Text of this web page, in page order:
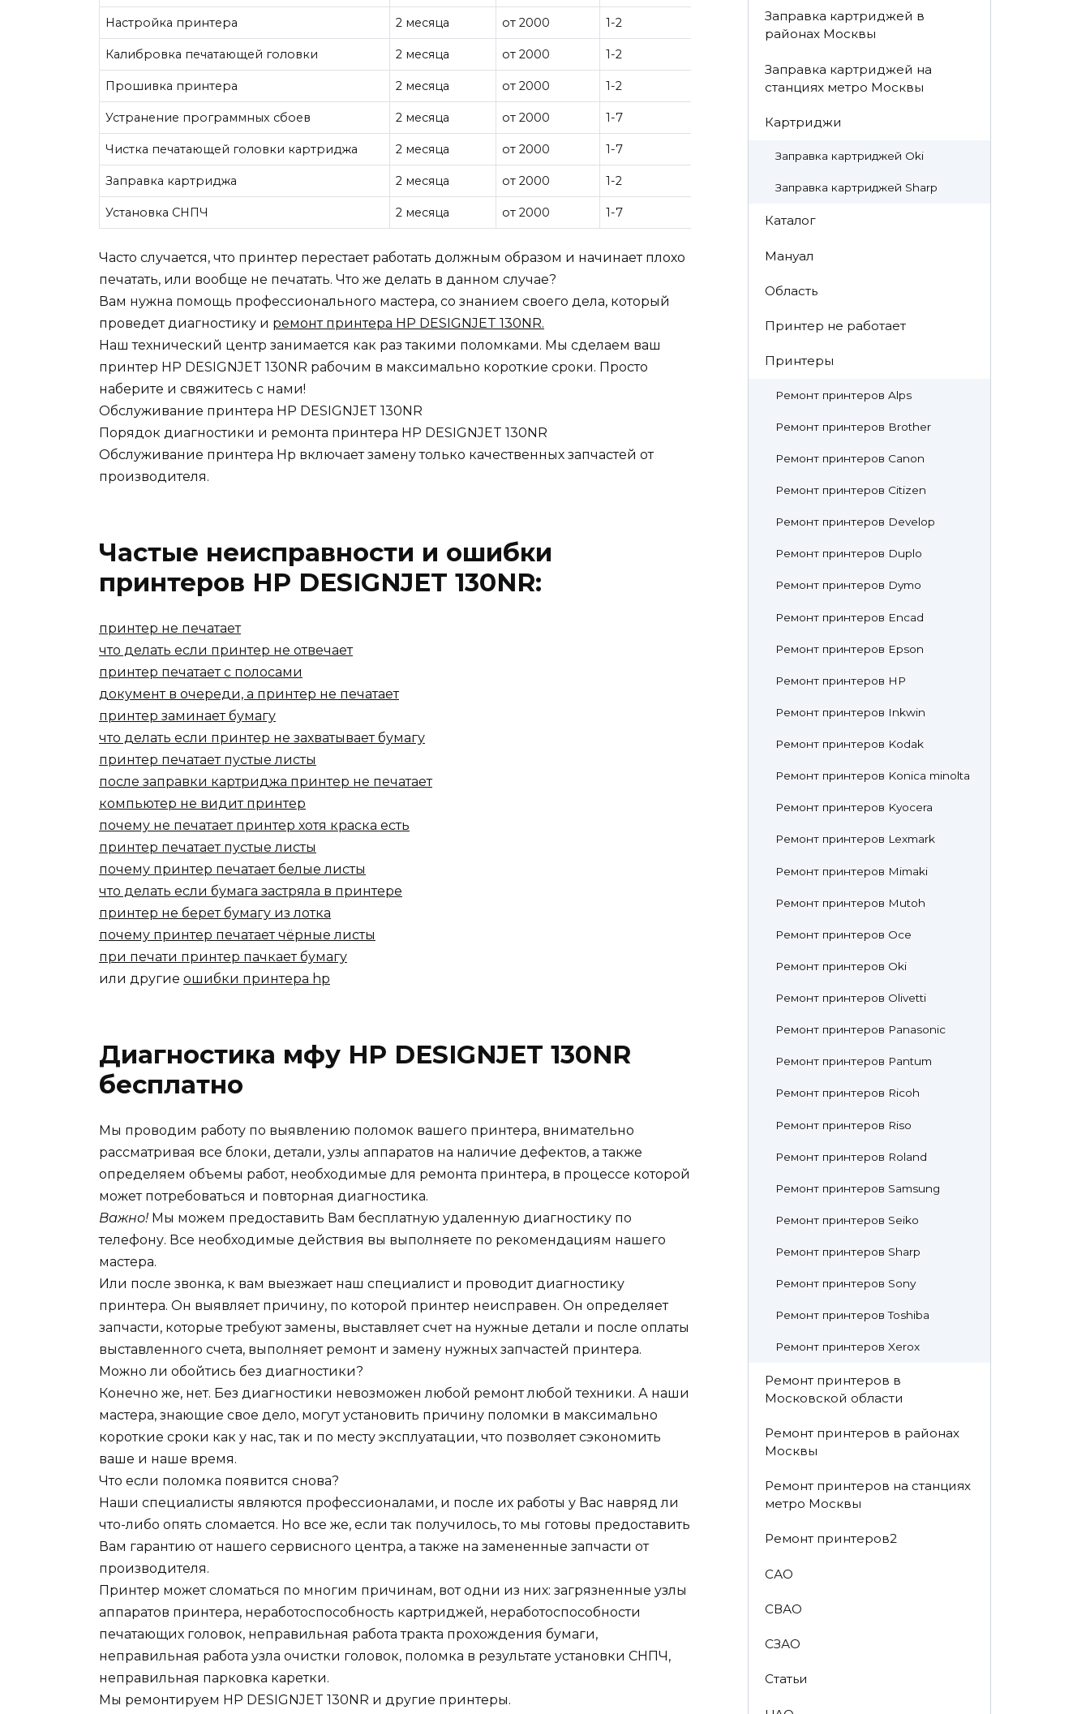
Настройка принтера 2 месяца от 2000 1-2
Калибровка печатающей головки 2 месяца от 2000 1-2
Прошивка принтера 2 месяца от 2000 1-2
Устранение программных сбоев 2 месяца от 2000 1-7
Чистка печатающей головки картриджа 2 месяца от 2000 1-7
Заправка картриджа 2 месяца от 2000 1-2
Установка СНПЧ 2 месяца от 2000 1-7
Часто случается, что принтер перестает работать должным образом и начинает плохо
печатать, или вообще не печатать. Что же делать в данном случае?
Вам нужна помощь профессионального мастера, со знанием своего дела, который
проведет диагностику и ремонт принтера HP DESIGNJET 130NR.
Наш технический центр занимается как раз такими поломками. Мы сделаем ваш
принтер HP DESIGNJET 130NR рабочим в максимально короткие сроки. Просто
наберите и свяжитесь с нами!
Обслуживание принтера HP DESIGNJET 130NR
Порядок диагностики и ремонта принтера HP DESIGNJET 130NR
Обслуживание принтера Hp включает замену только качественных запчастей от
производителя.
Частые неисправности и ошибки
принтеров HP DESIGNJET 130NR:
принтер не печатает
что делать если принтер не отвечает
принтер печатает с полосами
документ в очереди, а принтер не печатает
принтер заминает бумагу
что делать если принтер не захватывает бумагу
принтер печатает пустые листы
после заправки картриджа принтер не печатает
компьютер не видит принтер
почему не печатает принтер хотя краска есть
принтер печатает пустые листы
почему принтер печатает белые листы
что делать если бумага застряла в принтере
принтер не берет бумагу из лотка
почему принтер печатает чёрные листы
при печати принтер пачкает бумагу
или другие ошибки принтера hp
Диагностика мфу HP DESIGNJET 130NR
бесплатно
Мы проводим работу по выявлению поломок вашего принтера, внимательно
рассматривая все блоки, детали, узлы аппаратов на наличие дефектов, а также
определяем объемы работ, необходимые для ремонта принтера, в процессе которой
может потребоваться и повторная диагностика.
Важно! Мы можем предоставить Вам бесплатную удаленную диагностику по
телефону. Все необходимые действия вы выполняете по рекомендациям нашего
мастера.
Или после звонка, к вам выезжает наш специалист и проводит диагностику
принтера. Он выявляет причину, по которой принтер неисправен. Он определяет
запчасти, которые требуют замены, выставляет счет на нужные детали и после оплаты
выставленного счета, выполняет ремонт и замену нужных запчастей принтера.
Можно ли обойтись без диагностики?
Конечно же, нет. Без диагностики невозможен любой ремонт любой техники. А наши
мастера, знающие свое дело, могут установить причину поломки в максимально
короткие сроки как у нас, так и по месту эксплуатации, что позволяет сэкономить
ваше и наше время.
Что если поломка появится снова?
Наши специалисты являются профессионалами, и после их работы у Вас навряд ли
что-либо опять сломается. Но все же, если так получилось, то мы готовы предоставить
Вам гарантию от нашего сервисного центра, а также на замененные запчасти от
производителя.
Принтер может сломаться по многим причинам, вот одни из них: загрязненные узлы
аппаратов принтера, неработоспособность картриджей, неработоспособности
печатающих головок, неправильная работа тракта прохождения бумаги,
неправильная работа узла очистки головок, поломка в результате установки СНПЧ,
неправильная парковка каретки.
Мы ремонтируем HP DESIGNJET 130NR и другие принтеры.
Заправка картриджей в
районах Москвы
Заправка картриджей на
станциях метро Москвы
Картриджи
Заправка картриджей Oki
Заправка картриджей Sharp
Каталог
Мануал
Область
Принтер не работает
Принтеры
Ремонт принтеров Alps
Ремонт принтеров Brother
Ремонт принтеров Canon
Ремонт принтеров Citizen
Ремонт принтеров Develop
Ремонт принтеров Duplo
Ремонт принтеров Dymo
Ремонт принтеров Encad
Ремонт принтеров Epson
Ремонт принтеров HP
Ремонт принтеров Inkwin
Ремонт принтеров Kodak
Ремонт принтеров Konica minolta
Ремонт принтеров Kyocera
Ремонт принтеров Lexmark
Ремонт принтеров Mimaki
Ремонт принтеров Mutoh
Ремонт принтеров Oce
Ремонт принтеров Oki
Ремонт принтеров Olivetti
Ремонт принтеров Panasonic
Ремонт принтеров Pantum
Ремонт принтеров Ricoh
Ремонт принтеров Riso
Ремонт принтеров Roland
Ремонт принтеров Samsung
Ремонт принтеров Seiko
Ремонт принтеров Sharp
Ремонт принтеров Sony
Ремонт принтеров Toshiba
Ремонт принтеров Xerox
Ремонт принтеров в
Московской области
Ремонт принтеров в районах
Москвы
Ремонт принтеров на станциях
метро Москвы
Ремонт принтеров2
САО
СВАО
СЗАО
Статьи